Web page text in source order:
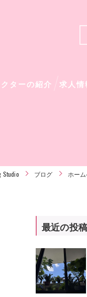
ターの紹介 求人情
Studio ブログ ホー
最近の投稿